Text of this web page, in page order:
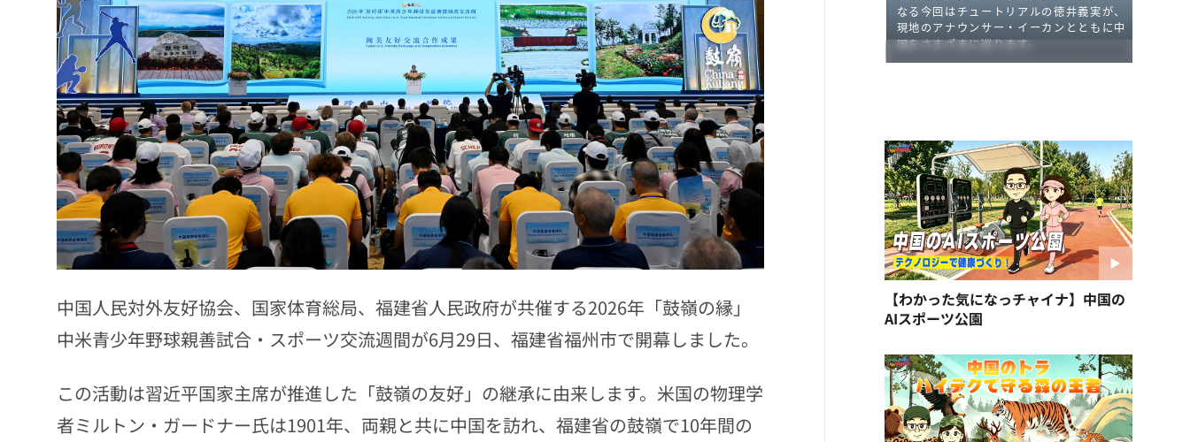
中国人民対外友好協会、国家体育総局、福建省人民政府が共催する2026年「鼓嶺の縁」
中米青少年野球親善試合・スポーツ交流週間が6月29日、福建省福州市で開幕しました。
この活動は習近平国家主席が推進した「鼓嶺の友好」の継承に由来します。米国の物理学
者ミルトン・ガードナー氏は1901年、両親と共に中国を訪れ、福建省の鼓嶺で10年間の
【わかった気になっチャイナ】中国の
AIスポーツ公園